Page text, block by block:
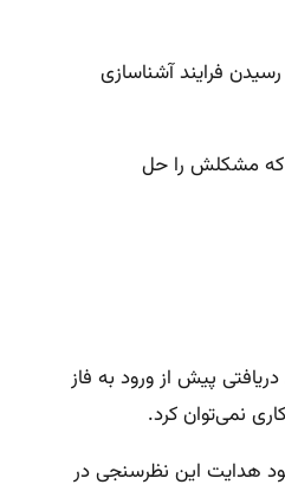
فرایند آشناسازی
که مشکلش را حل
پیش از ورود به فاز
نمی‌توان کرد.
هدایت این نظرسنجی در